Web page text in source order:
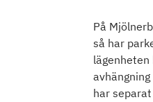
På
så har
har